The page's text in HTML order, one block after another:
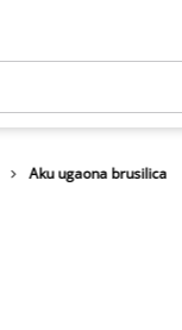
Aku ugaona brusilica